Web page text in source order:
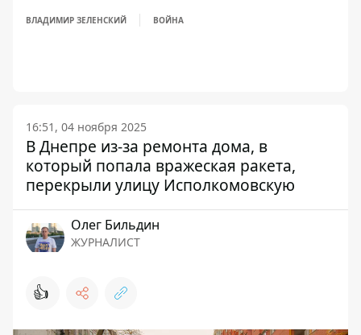
ВЛАДИМИР ЗЕЛЕНСКИЙ ВОЙНА
16:51, 04 ноября 2025
В Днепре из-за ремонта дома, в
который попала вражеская ракета,
перекрыли улицу Исполкомовскую
Олег Бильдин
ЖУРНАЛИСТ
👍